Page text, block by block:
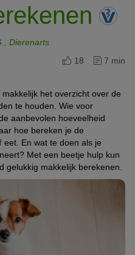
Dierenarts
18
7 min
het overzicht over de
te houden. Wie voor
aanbevolen hoeveelheid
hoe bereken je de
eet. En wat te doen als je
Met een beetje hulp kun
gelukkig makkelijk berekenen.